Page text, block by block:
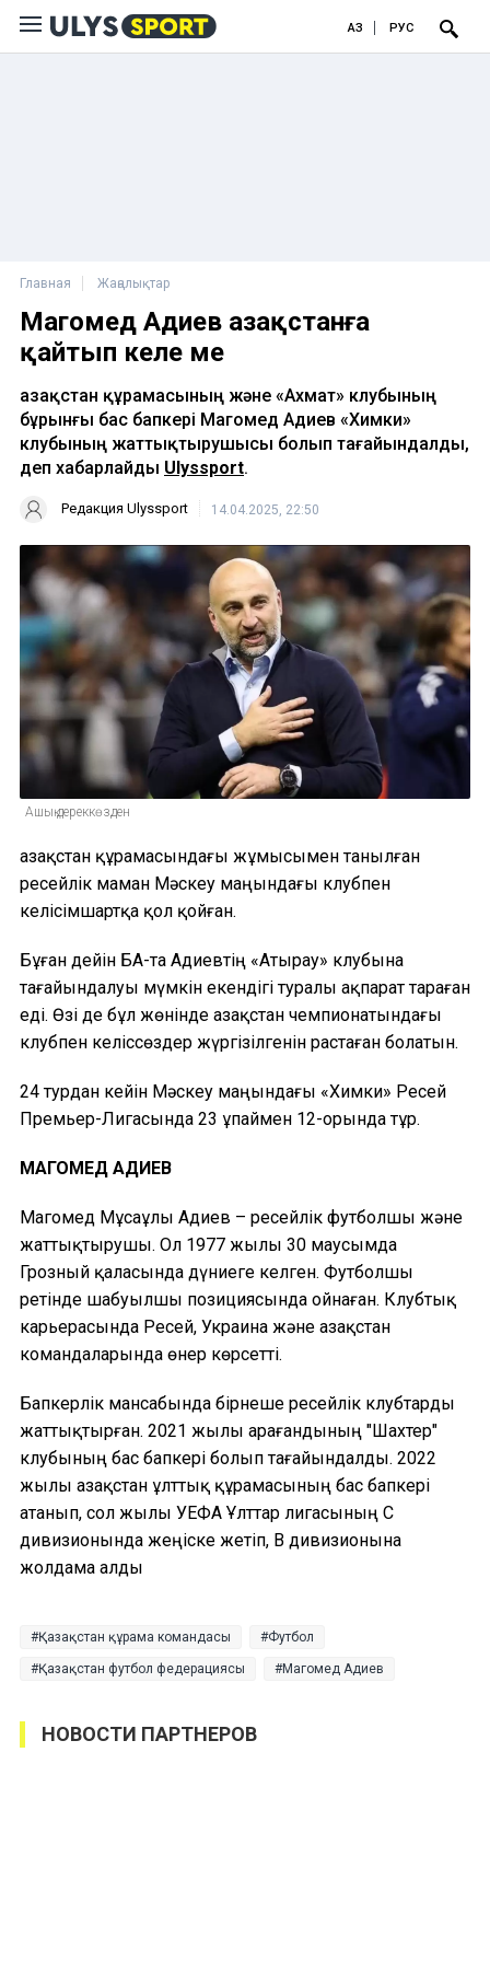
ҚАЗ РУС
Главная Жаңалықтар
Магомед Адиев Қазақстанға
қайтып келе ме
Қазақстан құрамасының және «Ахмат» клубының
бұрынғы бас бапкері Магомед Адиев «Химки»
клубының жаттықтырушысы болып тағайындалды,
деп хабарлайды Ulyssport.
Редакция Ulyssport 14.04.2025, 22:50
Ашық дереккөзден
Қазақстан құрамасындағы жұмысымен танылған
ресейлік маман Мәскеу маңындағы клубпен
келісімшартқа қол қойған.
Бұған дейін БАҚ-та Адиевтің «Атырау» клубына
тағайындалуы мүмкін екендігі туралы ақпарат тараған
еді. Өзі де бұл жөнінде Қазақстан чемпионатындағы
клубпен келіссөздер жүргізілгенін растаған болатын.
24 турдан кейін Мәскеу маңындағы «Химки» Ресей
Премьер-Лигасында 23 ұпаймен 12-орында тұр.
МАГОМЕД АДИЕВ
Магомед Мұсаұлы Адиев – ресейлік футболшы және
жаттықтырушы. Ол 1977 жылы 30 маусымда
Грозный қаласында дүниеге келген. Футболшы
ретінде шабуылшы позициясында ойнаған. Клубтық
карьерасында Ресей, Украина және Қазақстан
командаларында өнер көрсетті.
Бапкерлік мансабында бірнеше ресейлік клубтарды
жаттықтырған. 2021 жылы Қарағандының "Шахтер"
клубының бас бапкері болып тағайындалды. 2022
жылы Қазақстан ұлттық құрамасының бас бапкері
атанып, сол жылы УЕФА Ұлттар лигасының С
дивизионында жеңіске жетіп, В дивизионына
жолдама алды
Қазақстан құрама командасы Футбол
Қазақстан футбол федерациясы Магомед Адиев
НОВОСТИ ПАРТНЕРОВ